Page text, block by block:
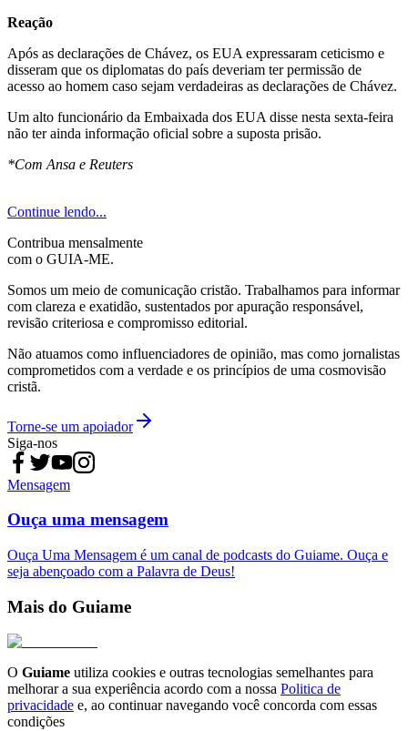
Reação
Após as declarações de Chávez, os EUA expressaram ceticismo e
disseram que os diplomatas do país deveriam ter permissão de
acesso ao homem caso sejam verdadeiras as declarações de Chávez.
Um alto funcionário da Embaixada dos EUA disse nesta sexta-feira
não ter ainda informação oficial sobre a suposta prisão.
*Com Ansa e Reuters
Continue lendo...
Contribua mensalmente
com o GUIA-ME.
Somos um meio de comunicação cristão. Trabalhamos para informar
com clareza e exatidão, sustentados por apuração responsável,
revisão criteriosa e compromisso editorial.
Não atuamos como influenciadores de opinião, mas como jornalistas
comprometidos com a verdade e os princípios de uma cosmovisão
cristã.
Torne-se um apoiador
Siga-nos
Mensagem
Ouça uma mensagem
Ouça Uma Mensagem é um canal de podcasts do Guiame. Ouça e
seja abençoado com a Palavra de Deus!
Mais do Guiame
O Guiame utiliza cookies e outras tecnologias semelhantes para
melhorar a sua experiência acordo com a nossa Politica de
privacidade e, ao continuar navegando você concorda com essas
condições